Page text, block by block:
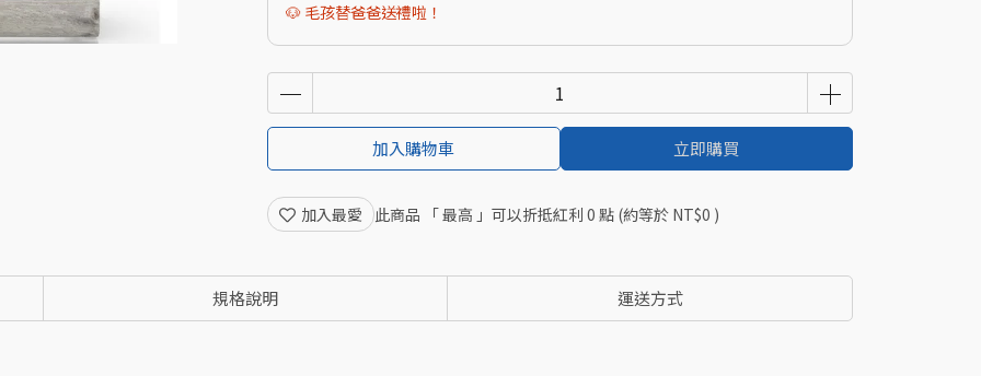
🐶 毛孩替爸爸送禮啦！
加入購物車 立即購買
加入最愛 此商品 「 最高 」可以折抵紅利 0 點 (約等於 NT$0 )
規格說明 運送方式